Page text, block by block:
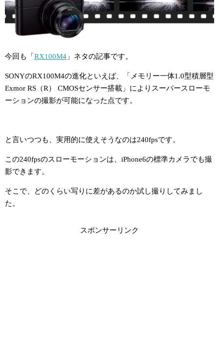
今回も「 RX100M4 」ネタの記事です。
SONYのRX100M4の進化といえば、「メモリー一体1.0型積層型
Exmor RS（R） CMOSセンサー搭載」によりスーパースローモ
ーションの撮影が可能になった点です。
と言いつつも、実用的に使えそうなのは240fpsです。
この240fpsのスローモーションは、iPhone6の標準カメラでも撮
影できます。
そこで、どのくらい写りに差があるのか試し撮りしてみまし
た。
スポンサーリンク